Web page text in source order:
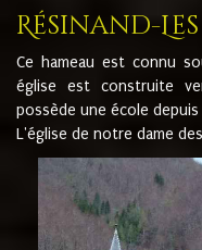
Résinand-
Ce hameau est connu
église est construite
possède une école
L'église de notre dame